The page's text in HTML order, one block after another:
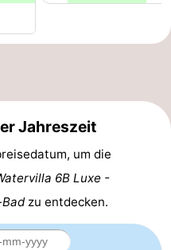
Jahreszeit
um die
6B Luxe -
zu entdecken.